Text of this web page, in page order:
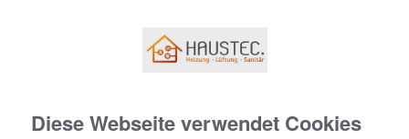
Diese Webseite verwendet Cookies